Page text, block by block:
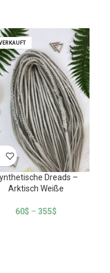
Dreads –
Arktisch Weiße
60$ – 355$